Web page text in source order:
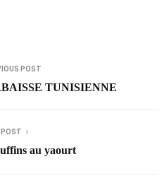
POST
TUNISIENNE
POST
au yaourt